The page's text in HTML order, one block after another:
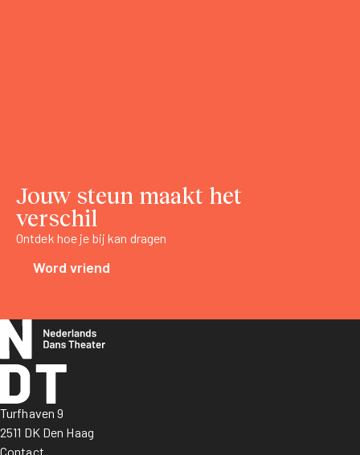
Jouw steun maakt het
verschil
Ontdek hoe je bij kan dragen
Word vriend
Turfhaven 9
2511 DK Den Haag
Contact